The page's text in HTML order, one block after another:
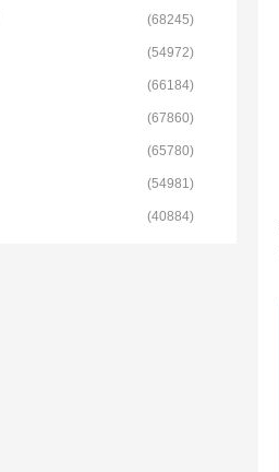
(68245)
(54972)
(66184)
(67860)
(65780)
(54981)
(40884)